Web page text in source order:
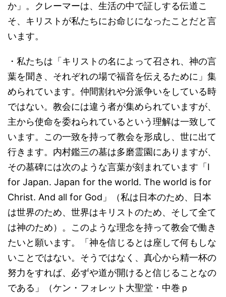
か」。クレーマーは、生活の中で証しする伝道こ
そ、キリストが私たちにお命じになったことだと言
います。
・私たちは「キリストの名によって召され、神の言
葉を聞き、それぞれの場で福音を伝えるために」集
められています。仲間割れや分派争いをしている時
ではない。教会には違う者が集められていますが、
主から使命を委ねられているという理解は一致して
います。この一致を持って教会を形成し、世に出て
行きます。内村鑑三の墓は多磨霊園にありますが、
その墓碑には次のような言葉が刻まれています「I
for Japan. Japan for the world. The world is for
Christ. And all for God」（私は日本のため、日本
は世界のため、世界はキリストのため、そして全て
は神のため）。このような理念を持って教会で働き
たいと願います。「神を信じるとは座して何もしな
いことではない。そうではなく、真心から精一杯の
努力をすれば、必ずや道が開けると信じることなの
である」（ケン・フォレット大聖堂・中巻ｐ